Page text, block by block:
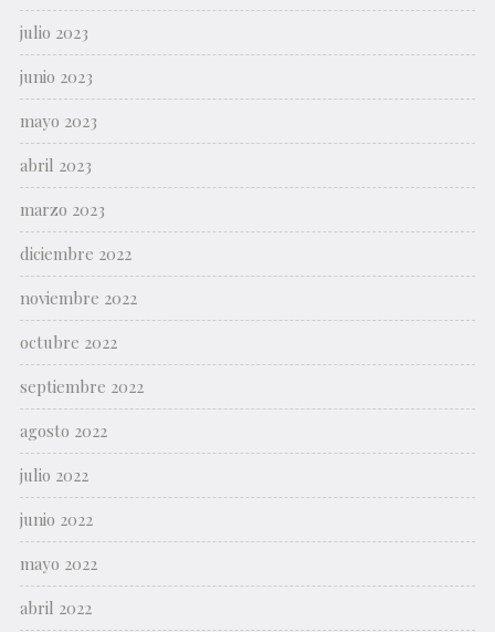
julio 2023
junio 2023
mayo 2023
abril 2023
marzo 2023
diciembre 2022
noviembre 2022
octubre 2022
septiembre 2022
agosto 2022
julio 2022
junio 2022
mayo 2022
abril 2022